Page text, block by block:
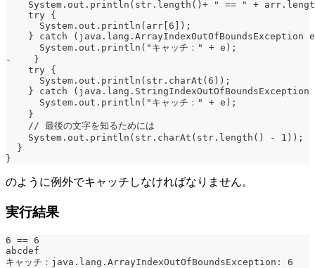
System.out.println(str.length()+ " == " +
    try {
      System.out.println(arr[6]);
} catch (java.lang.ArrayIndexOutOfBoundsException
      System.out.println("キャッチ：" + e);
-    }
    try {
      System.out.println(str.charAt(6));
} catch (java.lang.StringIndexOutOfBoundsException
      System.out.println("キャッチ：" + e);
    }
    // 最後の文字を知るためには
    System.out.println(str.charAt(str.length() - 1));
  }
}
のように例外でキャッチしなければなりません。
実行結果
6 == 6
abcdef
キャッチ：java.lang.ArrayIndexOutOfBoundsException: 6